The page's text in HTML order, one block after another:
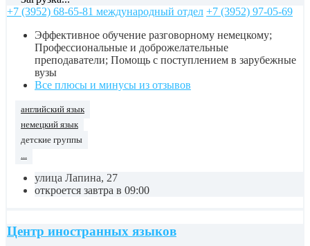
+7 (3952) 68-65-81 международный отдел +7 (3952) 97-05-69
Эффективное обучение разговорному немецкому;
Профессиональные и доброжелательные
преподаватели; Помощь с поступлением в зарубежные
вузы
Все плюсы и минусы из отзывов
английский язык
немецкий язык
детские группы
...
улица Лапина, 27
откроется завтра в 09:00
Центр иностранных языков